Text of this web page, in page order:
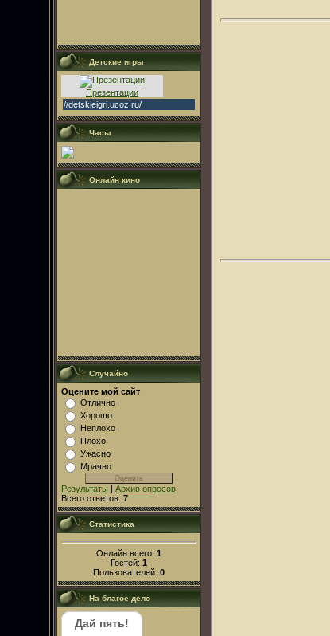
Детские игры
Презентации
//detskieigri.ucoz.ru/
Часы
Онлайн кино
Случайно
Оцените мой сайт
Отлично
Хорошо
Неплохо
Плохо
Ужасно
Мрачно
Результаты | Архив опросов
Всего ответов: 7
Статистика
Онлайн всего: 1
Гостей: 1
Пользователей: 0
На благое дело
Дай пять!